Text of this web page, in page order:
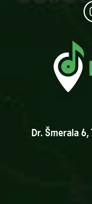
Dr. Šmerala